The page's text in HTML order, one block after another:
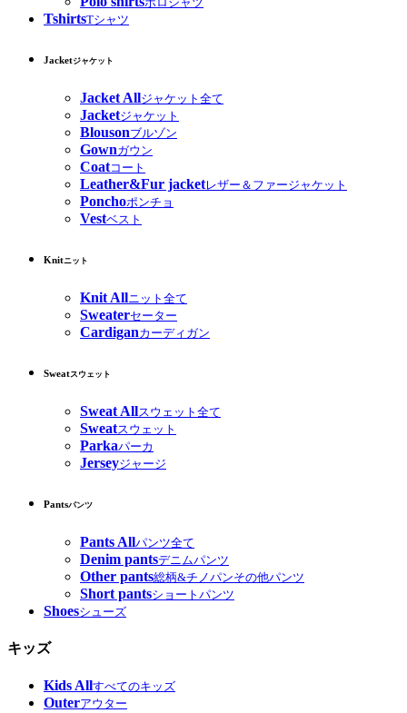
TshirtsTシャツ
Jacketジャケット
Jacket Allジャケット全て
Jacketジャケット
Blousonブルゾン
Gownガウン
Coatコート
Leather&Fur jacketレザー＆ファージャケット
Ponchoポンチョ
Vestベスト
Knitニット
Knit Allニット全て
Sweaterセーター
Cardiganカーディガン
Sweatスウェット
Sweat Allスウェット全て
Sweatスウェット
Parkaパーカ
Jerseyジャージ
Pantsパンツ
Pants Allパンツ全て
Denim pantsデニムパンツ
Other pants総柄&チノパンその他パンツ
Short pantsショートパンツ
Shoesシューズ
キッズ
Kids Allすべてのキッズ
Outerアウター